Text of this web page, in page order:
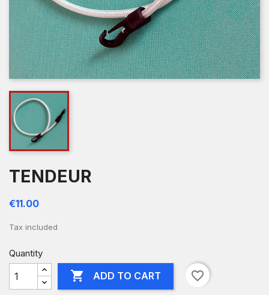
TENDEUR
€11.00
Tax included
Quantity
 ADD TO CART favorite_border